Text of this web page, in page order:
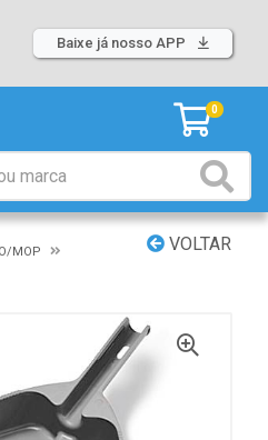
Baixe já nosso APP
0
VOLTAR
MOP